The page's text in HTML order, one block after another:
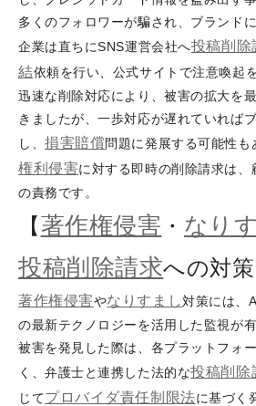
多くのフォロワーが騙され、ブランド
企業は直ちにSNS運営会社へ投稿削除
結依頼を行い、公式サイトで注意喚起
迅速な削除対応により、被害の拡大を
きましたが、一歩対応が遅れていれば
し、損害賠償問題に発展する可能性も
権利侵害に対する即時の削除請求は
の責務です。
【著作権侵害 ・ なり
投稿削除請求への対策
著作権侵害やなりすまし対策には、
の最新テクノロジーを活用した監視が有
被害を発見した際は、各プラットフォ
く、弁護士と連携した法的な投稿削除
じてプロバイダ責任制限法に基づく